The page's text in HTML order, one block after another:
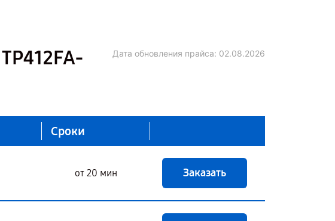
Дата обновления прайса: 02.08.2026
Сроки
от 20 мин Заказать